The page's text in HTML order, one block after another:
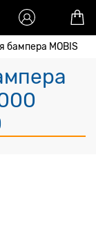
бампера MOBIS